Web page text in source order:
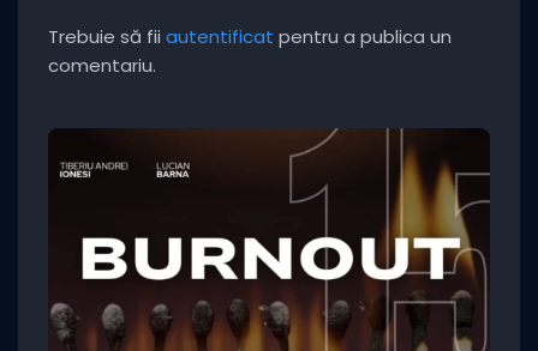
Trebuie să fii autentificat pentru a publica un
comentariu.